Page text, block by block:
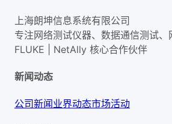
上海朗坤信息系统有限公司
专注网络测试仪器、数据通信测试
FLUKE | NetAlly 核心合作伙伴
新闻动态
公司新闻业界动态市场活动